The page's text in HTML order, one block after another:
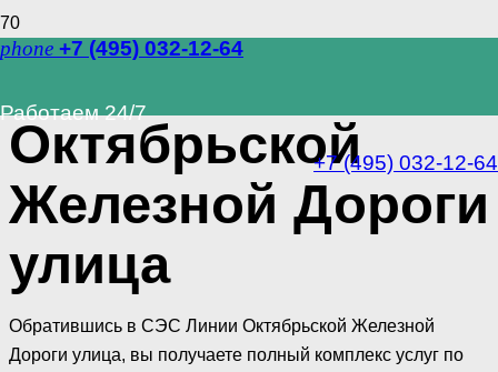
phone +7 (495) 032-12-64
Работаем 24/7
+7 (495) 032-12-64
Октябрьской
Железной Дороги
улица
Обратившись в СЭС Линии Октябрьской Железной
Дороги улица, вы получаете полный комплекс услуг по